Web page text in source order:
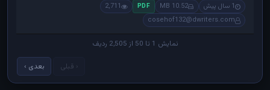
1 سال پیش 10.52 MB
PDF
2,711
cosehof132@dwriters.com
نمایش 1 تا 50 از 2,505 ردیف
‹ قبلی بعدی ›